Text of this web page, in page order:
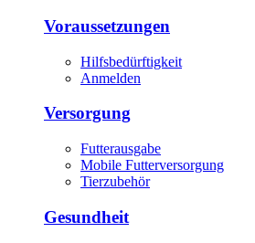
Voraussetzungen
Hilfsbedürftigkeit
Anmelden
Versorgung
Futterausgabe
Mobile Futterversorgung
Tierzubehör
Gesundheit